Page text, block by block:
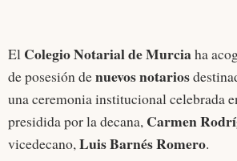
El Colegio Notarial de Murciaha
de posesión denuevos notarios
una ceremonia institucional celebrada
presidida por la decana, Carmen
vicedecano,Luis Barnés Romero.